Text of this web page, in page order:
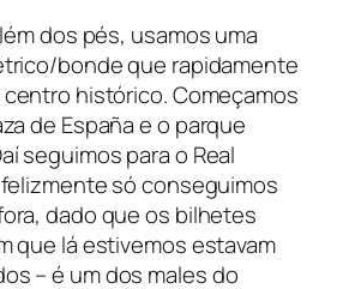
dos pés, usamos uma
bonde que rapidamente
histórico. Começamos
de España e o parque
seguimos para o Real
só conseguimos
dado que os bilhetes
que lá estivemos estavam
– é um dos males do